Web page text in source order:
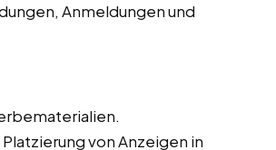
Anmeldungen und
von Anzeigen in